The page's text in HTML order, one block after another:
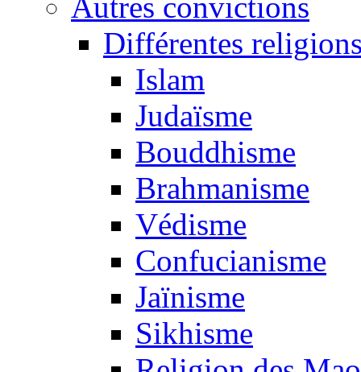
Autres convictions
Différentes
Islam
Judaïsme
Bouddhisme
Brahmanisme
Védisme
Confucianisme
Jaïnisme
Sikhisme